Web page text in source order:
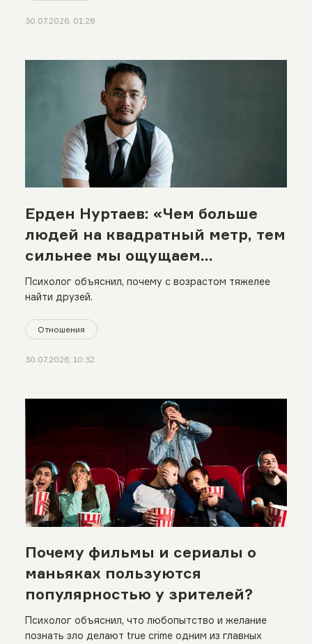
30.07.2026, 01:28
Ерден Нуртаев: «Чем больше
людей на квадратный метр, тем
сильнее мы ощущаем
одиночество»
Психолог объяснил, почему с возрастом тяжелее
найти друзей.
Отношения
30.07.2026, 10:32
Почему фильмы и сериалы о
маньяках пользуются
популярностью у зрителей?
Психолог объяснил, что любопытство и желание
познать зло делают true crime одним из главных